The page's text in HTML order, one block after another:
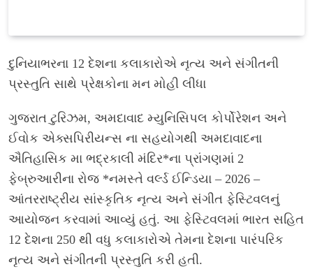
દુનિયાભરના 12 દેશના કલાકારોએ નૃત્ય અને સંગીતની
પ્રસ્તુતિ સાથે પ્રેક્ષકોના મન મોહી લીધા
ગુજરાત ટુરિઝમ, અમદાવાદ મ્યુનિસિપલ કોર્પોરેશન અને
ઈવોક એક્સપિરીયન્સ ના સહયોગથી અમદાવાદના
ઐતિહાસિક મા ભદ્રકાલી મંદિર*ના પ્રાંગણમાં 2
ફેબ્રુઆરીના રોજ *નમસ્તે વર્લ્ડ ઈન્ડિયા – 2026 –
આંતરરાષ્ટ્રીય સાંસ્કૃતિક નૃત્ય અને સંગીત ફેસ્ટિવલનું
આયોજન કરવામાં આવ્યું હતું. આ ફેસ્ટિવલમાં ભારત સહિત
12 દેશના 250 થી વધુ કલાકારોએ તેમના દેશના પારંપરિક
નૃત્ય અને સંગીતની પ્રસ્તુતિ કરી હતી.